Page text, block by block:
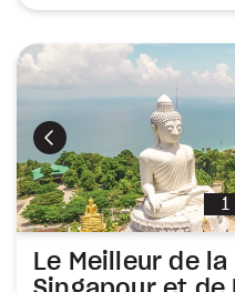
Précédent
1
Le Meilleur de